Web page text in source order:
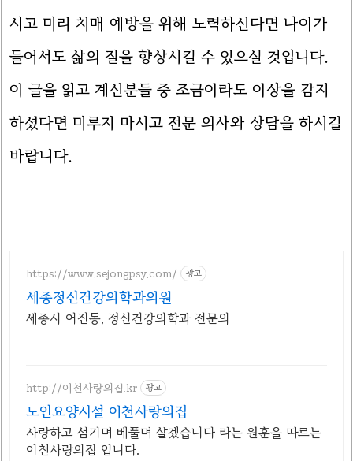
시고 미리 치매 예방을 위해 노력하신다면 나이가
들어서도 삶의 질을 향상시킬 수 있으실 것입니다.
이 글을 읽고 계신분들 중 조금이라도 이상을 감지
하셨다면 미루지 마시고 전문 의사와 상담을 하시길
바랍니다.
https://www.sejongpsy.com/ 광고
세종정신건강의학과의원
세종시 어진동, 정신건강의학과 전문의
http://이천사랑의집.kr 광고
노인요양시설 이천사랑의집
사랑하고 섬기며 베풀며 살겠습니다 라는 원훈을 따르는
이천사랑의집 입니다.